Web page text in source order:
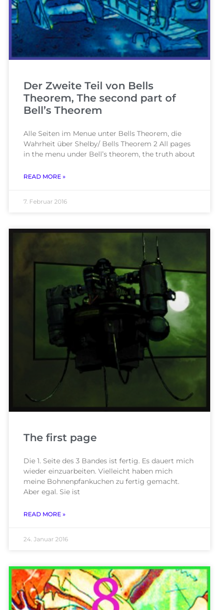
Der Zweite Teil von Bells
Theorem, The second part of
Bell’s Theorem
Alle Seiten im Menue unter Bells Theorem, die
Wahrheit über Shelby/ Bells Theorem 2 All pages
in the menu under Bell’s theorem, the truth about
READ MORE »
7. Februar 2016
The first page
Die 1. Seite des 3 Bandes ist fertig. Es dauert mich
wieder einzuarbeiten. Vielleicht haben mich
meine Bohnenpfankuchen zu fertig gemacht.
Aber egal. Sie ist
READ MORE »
24. Januar 2016